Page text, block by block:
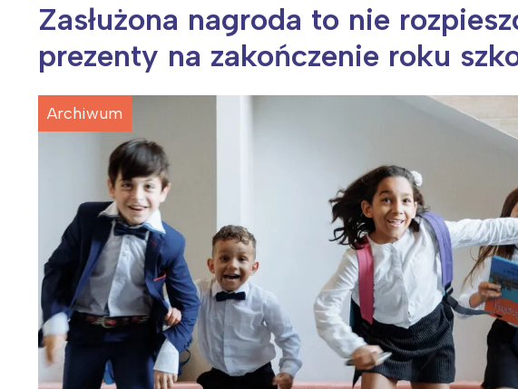
Wiosenny koncert ptaków na płocie Kwitnąca wiśnia i jej płatki
Zasłużona nagroda to nie
prezenty na zakończenie roku